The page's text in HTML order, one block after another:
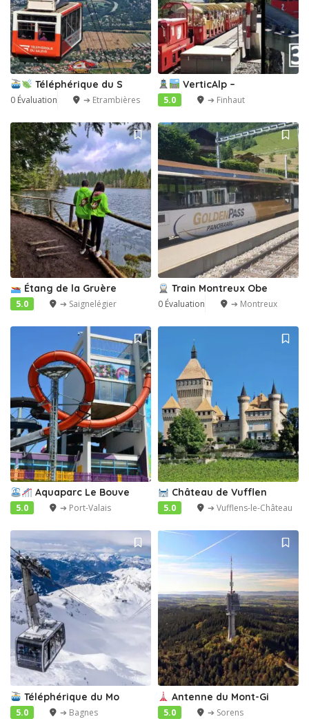
Téléphérique du S
0 Évaluation ➔ Etrambières
VerticAlp –
5.0 ➔ Finhaut
Étang de la Gruère
5.0 ➔ Saignelégier
Train Montreux Obe
0 Évaluation ➔ Montreux
Aquaparc Le Bouve
5.0 ➔ Port-Valais
Château de Vufflen
5.0 ➔ Vufflens-le-Château
Téléphérique du Mo
5.0 ➔ Bagnes
Antenne du Mont-Gi
5.0 ➔ Sorens